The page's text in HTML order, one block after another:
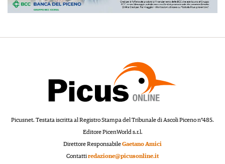
Picusnet. Testata iscritta al Registro Stampa del Tribunale di Ascoli Piceno n°485.
Editore PicenWorld s.r.l.
Direttore ResponsabileGaetano Amici
Contattiredazione@picusonline.it